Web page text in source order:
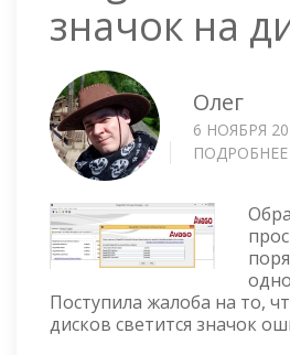
значок на
Олег
6 НОЯБРЯ
ПОДРОБНЕЕ
Поступила жалоба на то,
дисков светится значок